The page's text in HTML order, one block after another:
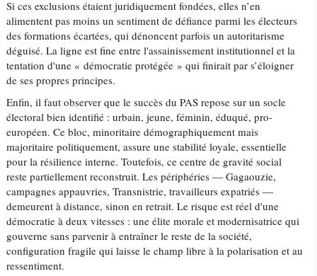
Si ces exclusions étaient juridiquement fondées, elles n’en
alimentent pas moins un sentiment de défiance parmi les électeurs
des formations écartées, qui dénoncent parfois un autoritarisme
déguisé. La ligne est fine entre l'assainissement institutionnel et la
tentation d'une « démocratie protégée » qui finirait par s’éloigner
de ses propres principes.
Enfin, il faut observer que le succès du PAS repose sur un socle
électoral bien identifié : urbain, jeune, féminin, éduqué, pro-
européen. Ce bloc, minoritaire démographiquement mais
majoritaire politiquement, assure une stabilité loyale, essentielle
pour la résilience interne. Toutefois, ce centre de gravité social
reste partiellement reconstruit. Les périphéries — Gagaouzie,
campagnes appauvries, Transnistrie, travailleurs expatriés —
demeurent à distance, sinon en retrait. Le risque est réel d'une
démocratie à deux vitesses : une élite morale et modernisatrice qui
gouverne sans parvenir à entraîner le reste de la société,
configuration fragile qui laisse le champ libre à la polarisation et au
ressentiment.